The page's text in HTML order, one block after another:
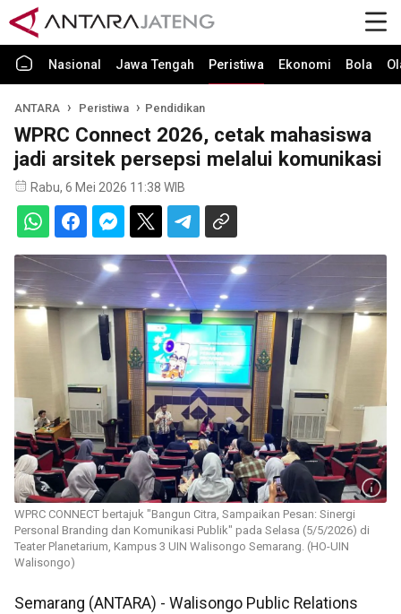
Nasional Jawa Tengah Peristiwa Ekonomi Bola
ANTARA Peristiwa Pendidikan
WPRC Connect 2026, cetak mahasiswa
jadi arsitek persepsi melalui komunikasi
Rabu, 6 Mei 2026 11:38 WIB
WPRC CONNECT bertajuk "Bangun Citra, Sampaikan Pesan: Sinergi
Personal Branding dan Komunikasi Publik" pada Selasa (5/5/2026) di
Teater Planetarium, Kampus 3 UIN Walisongo Semarang. (HO-UIN
Walisongo)
Semarang (ANTARA) - Walisongo Public Relations